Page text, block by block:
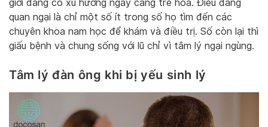
giới đang có xu hướng ngày càng trẻ hóa. Điều đáng
quan ngại là chỉ một số ít trong số họ tìm đến các
chuyên khoa nam học để khám và điều trị. Số còn lại thì
giấu bệnh và chung sống với lũ chỉ vì tâm lý ngại ngùng.
Tâm lý đàn ông khi bị yếu sinh lý